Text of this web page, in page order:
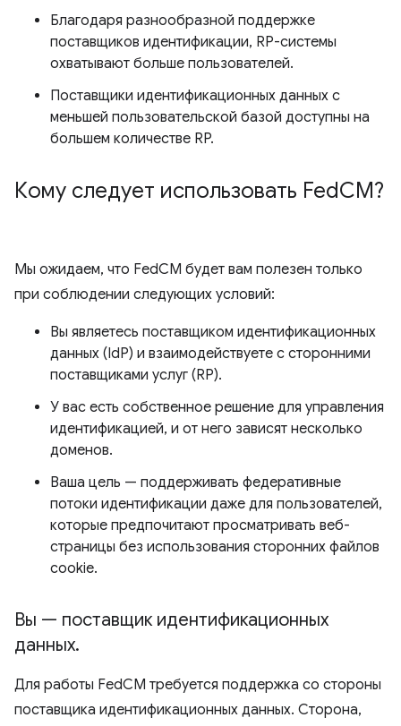
Благодаря разнообразной поддержке
поставщиков идентификации, RP-системы
охватывают больше пользователей.
Поставщики идентификационных данных с
меньшей пользовательской базой доступны на
большем количестве RP.
Кому следует использовать FedCM?
Мы ожидаем, что FedCM будет вам полезен только
при соблюдении следующих условий:
Вы являетесь поставщиком идентификационных
данных (IdP) и взаимодействуете с сторонними
поставщиками услуг (RP).
У вас есть собственное решение для управления
идентификацией, и от него зависят несколько
доменов.
Ваша цель — поддерживать федеративные
потоки идентификации даже для пользователей,
которые предпочитают просматривать веб-
страницы без использования сторонних файлов
cookie.
Вы — поставщик идентификационных
данных.
Для работы FedCM требуется поддержка со стороны
поставщика идентификационных данных. Сторона,